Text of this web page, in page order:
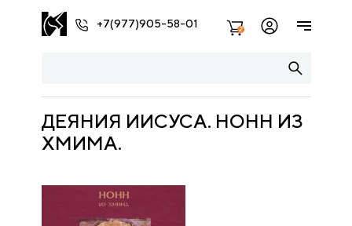
+7(977)905-58-01 2
ДЕЯНИЯ ИИСУСА. НОНН ИЗ
ХМИМА.